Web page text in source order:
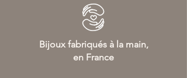
Bijoux fabriqués à la main,
en France